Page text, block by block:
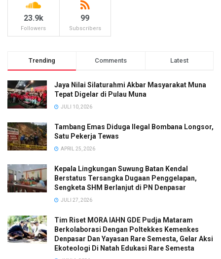
23.9k
Followers
99
Subscribers
Trending Comments Latest
Jaya Nilai Silaturahmi Akbar Masyarakat Muna
Tepat Digelar di Pulau Muna
JULI 10, 2026
Tambang Emas Diduga Ilegal Bombana Longsor,
Satu Pekerja Tewas
APRIL 25, 2026
Kepala Lingkungan Suwung Batan Kendal
Berstatus Tersangka Dugaan Penggelapan,
Sengketa SHM Berlanjut di PN Denpasar
JULI 27, 2026
Tim Riset MORA IAHN GDE Pudja Mataram
Berkolaborasi Dengan Poltekkes Kemenkes
Denpasar Dan Yayasan Rare Semesta, Gelar Aksi
Ekoteologi Di Natah Edukasi Rare Semesta